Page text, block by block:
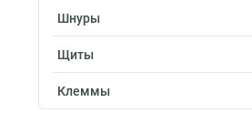
Шнуры
Щиты
Клеммы